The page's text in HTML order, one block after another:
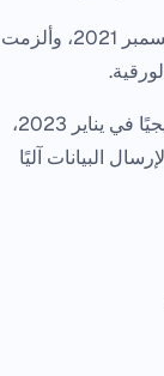
بدأت في ديسمبر 2021، وألزمت
بدأت تدريجيًا في يناير 2023،
البيانات آليًا